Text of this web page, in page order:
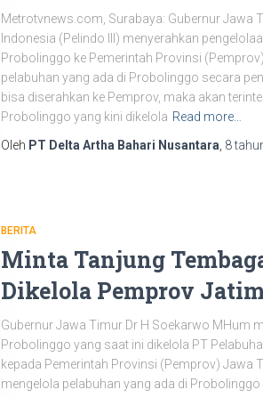
Metrotvnews.com, Surabaya: Gubernur Jawa
Indonesia (Pelindo III) menyerahkan
Probolinggo ke Pemerintah Provinsi
pelabuhan yang ada di Probolinggo secara
bisa diserahkan ke Pemprov, maka akan
Probolinggo yang kini dikelola Read more…
Oleh PT Delta Artha Bahari Nusantara 8
BERITA
Minta Tanjung
Dikelola Pemprov
Gubernur Jawa Timur Dr H Soekarwo MHum
Probolinggo yang saat ini dikelola PT
kepada Pemerintah Provinsi (Pemprov) Jawa
mengelola pelabuhan yang ada di